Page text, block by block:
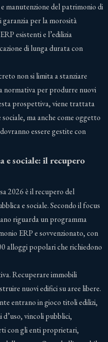
manutenzione del patrimonio di
garanzia per la morosità
esistenti e l’edilizia
di lunga durata con
non si limita a stanziare
normativa per produrre nuovi
prospettiva, viene trattata
ma anche come oggetto
essere gestite con
e sociale: il recupero
2026 è il recupero del
e sociale. Secondo il focus
riguarda un programma
ERP e sovvenzionato, con
alloggi popolari che richiedono
Recuperare immobili
nuovi edifici su aree libere.
entrano in gioco titoli edilizi,
vincoli pubblici,
con gli enti proprietari,